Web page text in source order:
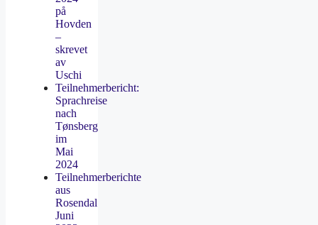
på
Hovden
–
skrevet
av
Uschi
Teilnehmerbericht:
Sprachreise
nach
Tønsberg
im
Mai
2024
Teilnehmerberichte
aus
Rosendal
Juni